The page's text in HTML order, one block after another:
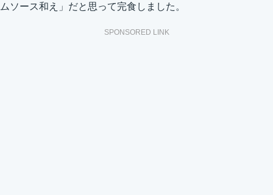
ムソース和え」だと思って完食しました。
SPONSORED LINK